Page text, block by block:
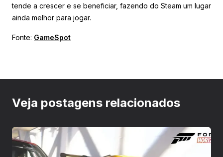
tende a crescer e se beneficiar, fazendo do Steam um lugar
ainda melhor para jogar.
Fonte: GameSpot
Veja postagens relacionados